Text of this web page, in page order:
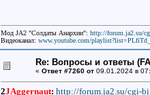
Мод JA2 "Солдаты Анархии": http://forum.ja2.su/
Видеоканал: www.youtube.com/
Re: Вопросы и ответы
« Ответ #7260 от09.01.2024 в
2JAggernaut: http://forum.ja2.su/cgi-